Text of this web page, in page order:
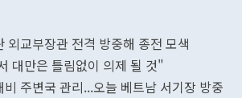
외교부장관 전격 방중해 종전 모색
대만은 틀림없이 의제 될 것"
주변국 관리...오늘 베트남 서기장 방중